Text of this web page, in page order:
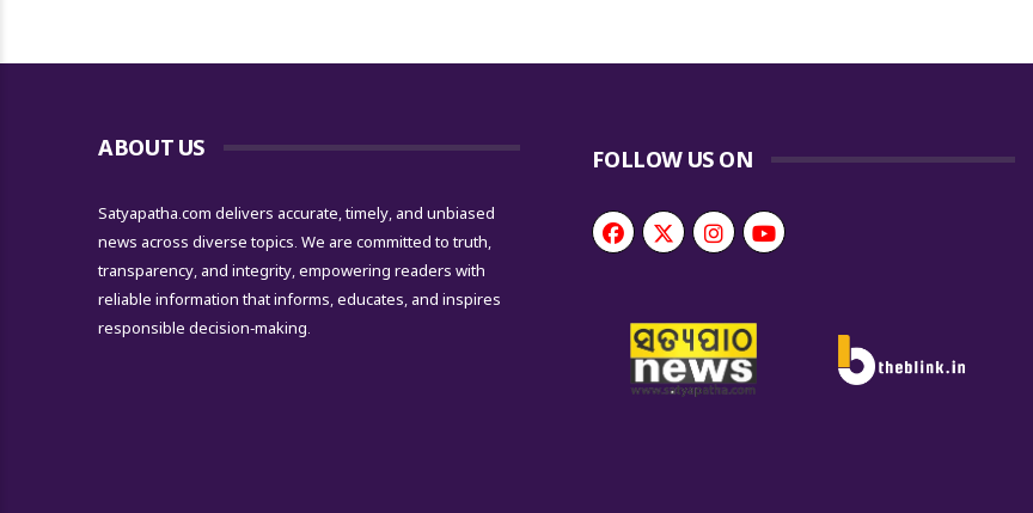
ABOUT US
Satyapatha.com delivers accurate, timely, and unbiased
news across diverse topics. We are committed to truth,
transparency, and integrity, empowering readers with
reliable information that informs, educates, and inspires
responsible decision-making.
FOLLOW US ON